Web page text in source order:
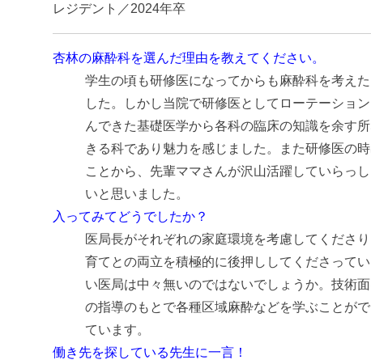
レジデント／2024年卒
杏林の麻酔科を選んだ理由を教えてください。
学生の頃も研修医になってからも麻酔科を考え
した。しかし当院で研修医としてローテーショ
んできた基礎医学から各科の臨床の知識を余す
きる科であり魅力を感じました。また研修医の
ことから、先輩ママさんが沢山活躍していらっ
いと思いました。
入ってみてどうでしたか？
医局長がそれぞれの家庭環境を考慮してくださ
育てとの両立を積極的に後押ししてくださって
い医局は中々無いのではないでしょうか。技術
の指導のもとで各種区域麻酔などを学ぶことが
ています。
働き先を探している先生に一言！